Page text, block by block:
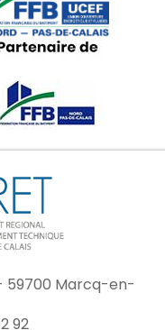
59700 Marcq-en-
92